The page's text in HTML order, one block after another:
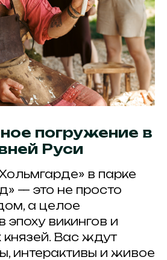
погружение в
Руси
в парке
— это не просто
а целое
эпоху викингов и
князей. Вас ждут
интерактивы и живое